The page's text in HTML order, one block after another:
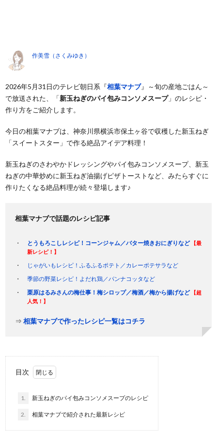
作美雪（さくみゆき）
2026年5月31日のテレビ朝日系『相葉マナブ』～旬の産地ごはん～
で放送された、「新玉ねぎのパイ包みコンソメスープ」のレシピ・
作り方をご紹介します。
今日の相葉マナブは、神奈川県横浜市保土ヶ谷で収穫した新玉ねぎ
「スイートスター」で作る絶品アイデア料理！
新玉ねぎのさわやかドレッシングやパイ包みコンソメスープ、新玉
ねぎの中華炒めに新玉ねぎ油揚げピザトーストなど、みたらすぐに
作りたくなる絶品料理が続々登場します♪
相葉マナブで話題のレシピ記事
とうもろこしレシピ！コーンジャム／バター焼きおにぎりなど
【最
新レシピ！】
じゃがいもレシピ！ふるふるポテト／カレーポテサラなど
季節の野菜レシピ！よだれ鶏／パンナコッタなど
栗原はるみさんの梅仕事！梅シロップ／梅酒／梅から揚げなど
【超
人気！】
⇒相葉マナブで作ったレシピ一覧はコチラ
目次
1. 新玉ねぎのパイ包みコンソメスープのレシピ
2. 相葉マナブで紹介された最新レシピ